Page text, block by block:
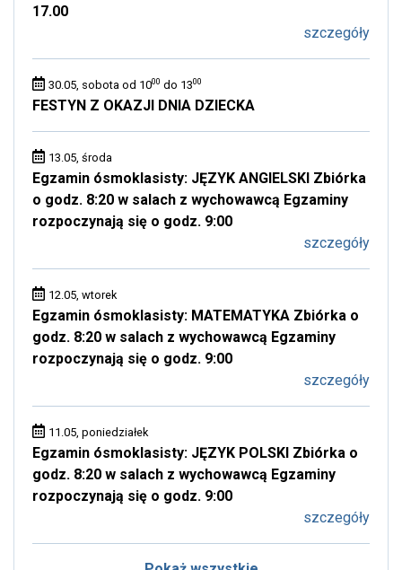
17.00
szczegóły
30.05, sobota od 1000 do 1300
FESTYN Z OKAZJI DNIA DZIECKA
13.05, środa
Egzamin ósmoklasisty: JĘZYK ANGIELSKI Zbiórka
o godz. 8:20 w salach z wychowawcą Egzaminy
rozpoczynają się o godz. 9:00
szczegóły
12.05, wtorek
Egzamin ósmoklasisty: MATEMATYKA Zbiórka o
godz. 8:20 w salach z wychowawcą Egzaminy
rozpoczynają się o godz. 9:00
szczegóły
11.05, poniedziałek
Egzamin ósmoklasisty: JĘZYK POLSKI Zbiórka o
godz. 8:20 w salach z wychowawcą Egzaminy
rozpoczynają się o godz. 9:00
szczegóły